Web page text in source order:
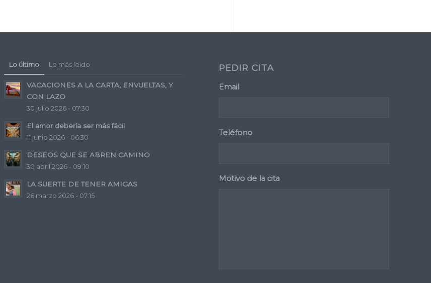
Lo último Lo más leído
VACACIONES A LA CARTA, ENVUELTAS, Y
CON LAZO
30 julio 2026 - 07:30
El amor debería ser más fácil
11 junio 2026 - 06:30
DESEOS QUE SE ABREN CAMINO
30 abril 2026 - 09:10
LA SUERTE DE TENER AMIGAS
26 marzo 2026 - 07:15
PEDIR CITA
Email
Teléfono
Motivo de la cita